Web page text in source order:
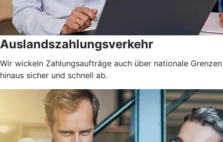
Auslandszahlungsverkehr
Wir wickeln Zahlungsaufträge auch über nationale Grenzen
hinaus sicher und schnell ab.